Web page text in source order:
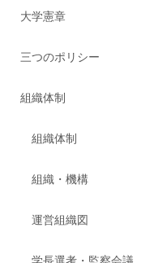
大学憲章
三つのポリシー
組織体制
組織体制
組織・機構
運営組織図